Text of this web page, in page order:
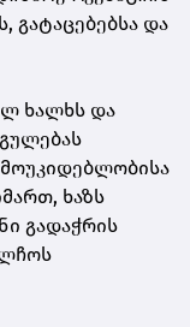
გატაცებებსა და
ხალხს და
ხაზს
გადაჭრის